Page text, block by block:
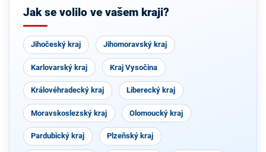
Jak se volilo ve vašem kraji?
Jihočeský kraj Jihomoravský kraj
Karlovarský kraj Kraj Vysočina
Královéhradecký kraj Liberecký kraj
Moravskoslezský kraj Olomoucký kraj
Pardubický kraj Plzeňský kraj